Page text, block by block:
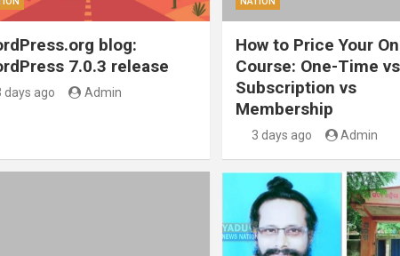
blog:
7.0.3 release
days ago Admin
How to Price Your
Course: One-Time vs
Subscription vs
Membership
3 days ago Admin